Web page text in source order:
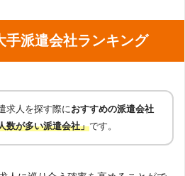
手派遣会社ランキング
求人を探す際におすすめの派遣会社
数が多い派遣会社」です。